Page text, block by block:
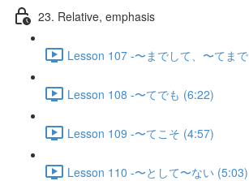
23. Relative, emphasis
Lesson 107 -〜までして、〜てま
Lesson 108 -〜てでも (6:22)
Lesson 109 -〜てこそ (4:57)
Lesson 110 -〜として〜ない (5:03)